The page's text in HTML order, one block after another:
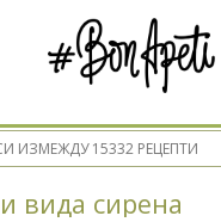
вида сирена